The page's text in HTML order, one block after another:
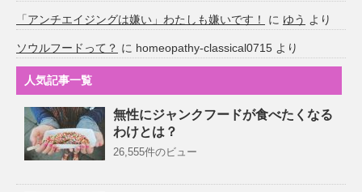
「アンチエイジングは嫌い」わたしも嫌いです！ に ゆう より
ソウルフードって？ に homeopathy-classical0715 より
人気記事一覧
無性にジャンクフードが食べたくなる
わけとは？
26,555件のビュー